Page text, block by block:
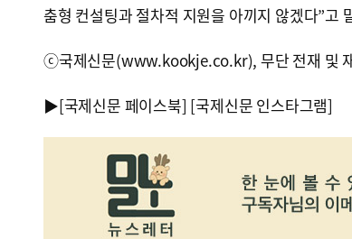
춤형 컨설팅과 절차적 지원을 아끼지 않겠다”고
ⓒ국제신문(www.kookje.co.kr), 무단 전재 및
▶[국제신문 페이스북] [국제신문 인스타그램]